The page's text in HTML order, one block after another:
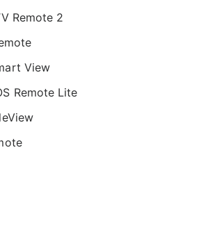
Remote 2
View
Remote Lite